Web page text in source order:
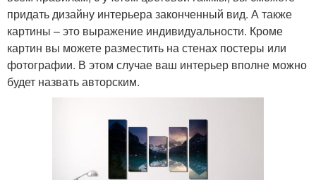
придать дизайну интерьера законченный вид. А также
картины – это выражение индивидуальности. Кроме
картин вы можете разместить на стенах постеры или
фотографии. В этом случае ваш интерьер вполне можно
будет назвать авторским.